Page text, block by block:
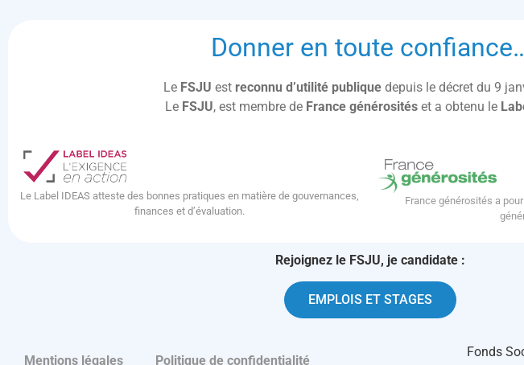
Donner en toute
Le FSJU est reconnu d’utilité publique depuis le décret du 9
Le FSJU, est membre de France générosités et a obtenu le
Le Label IDEAS atteste des bonnes pratiques en matière de gouvernances,
finances et d’évaluation.
France générosités a
Rejoignez le FSJU, je candidate :
EMPLOIS ET STAGES
Mentions légales Politique de confidentialité
Fonds